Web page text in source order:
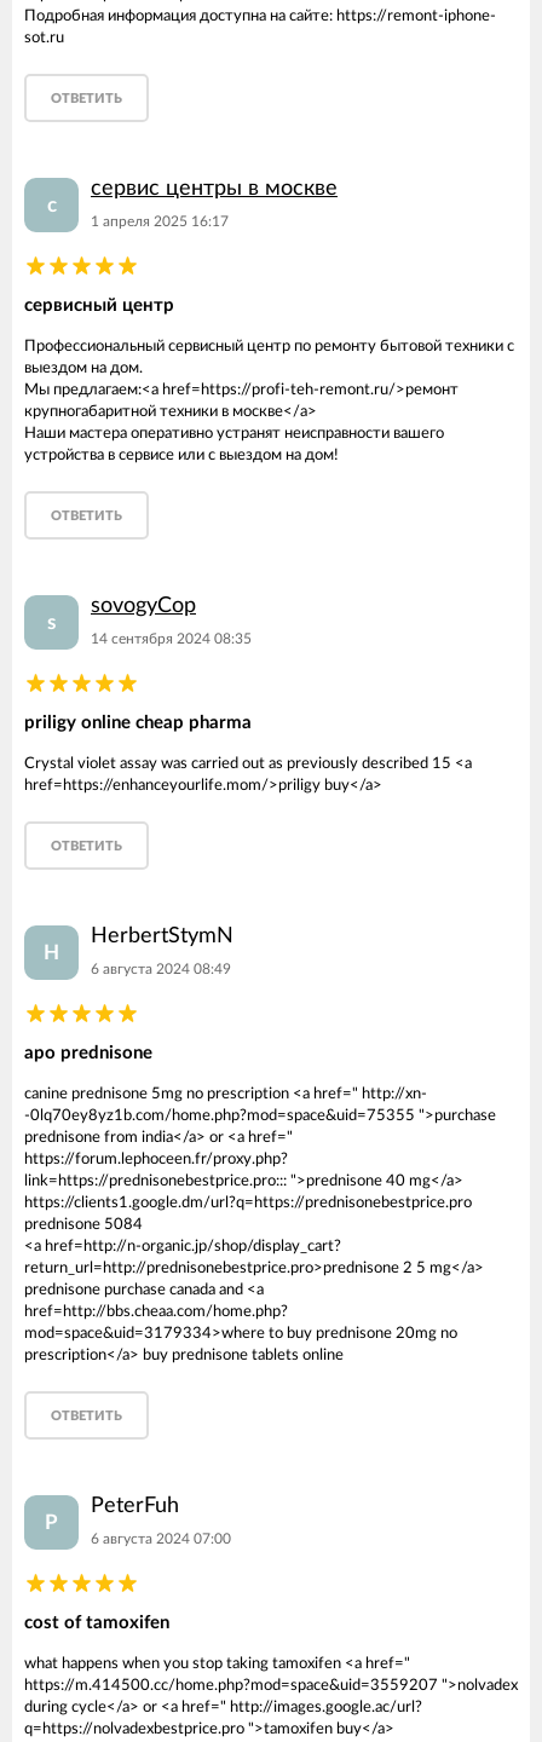
Подробная информация доступна на сайте: https://remont-iphone-
sot.ru
ОТВЕТИТЬ
с
сервис центры в москве
1 апреля 2025 16:17
сервисный центр
Профессиональный сервисный центр по ремонту бытовой техники с
выездом на дом.
Мы предлагаем:<a href=https://profi-teh-remont.ru/>ремонт
крупногабаритной техники в москве</a>
Наши мастера оперативно устранят неисправности вашего
устройства в сервисе или с выездом на дом!
ОТВЕТИТЬ
s
sovogyCop
14 сентября 2024 08:35
priligy online cheap pharma
Crystal violet assay was carried out as previously described 15 <a
href=https://enhanceyourlife.mom/>priligy buy</a>
ОТВЕТИТЬ
H
HerbertStymN
6 августа 2024 08:49
apo prednisone
canine prednisone 5mg no prescription <a href=" http://xn-
-0lq70ey8yz1b.com/home.php?mod=space&uid=75355 ">purchase
prednisone from india</a> or <a href="
https://forum.lephoceen.fr/proxy.php?
link=https://prednisonebestprice.pro::: ">prednisone 40 mg</a>
https://clients1.google.dm/url?q=https://prednisonebestprice.pro
prednisone 5084
<a href=http://n-organic.jp/shop/display_cart?
return_url=http://prednisonebestprice.pro>prednisone 2 5 mg</a>
prednisone purchase canada and <a
href=http://bbs.cheaa.com/home.php?
mod=space&uid=3179334>where to buy prednisone 20mg no
prescription</a> buy prednisone tablets online
ОТВЕТИТЬ
P
PeterFuh
6 августа 2024 07:00
cost of tamoxifen
what happens when you stop taking tamoxifen <a href="
https://m.414500.cc/home.php?mod=space&uid=3559207 ">nolvadex
during cycle</a> or <a href=" http://images.google.ac/url?
q=https://nolvadexbestprice.pro ">tamoxifen buy</a>